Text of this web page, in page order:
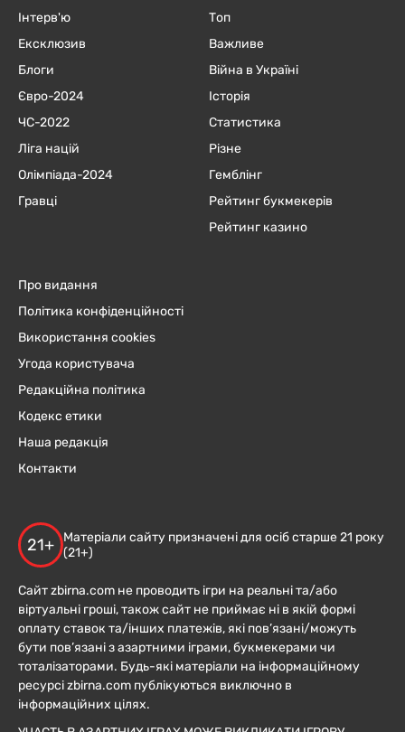
Інтерв'ю
Ексклюзив
Блоги
Євро-2024
ЧC-2022
Ліга націй
Олімпіада-2024
Гравці
Топ
Важливе
Війна в Україні
Історія
Статистика
Різне
Гемблінг
Рейтинг букмекерів
Рейтинг казино
Про видання
Політика конфіденційності
Використання cookies
Угода користувача
Редакційна політика
Кодекс етики
Наша редакція
Контакти
21+
Матеріали сайту призначені для осіб старше 21 року
(21+)
Сайт zbirna.com не проводить ігри на реальні та/або
віртуальні гроші, також сайт не приймає ні в якій формі
оплату ставок та/інших платежів, які пов’язані/можуть
бути пов’язані з азартними іграми, букмекерами чи
тоталізаторами. Будь-які матеріали на інформаційному
ресурсі zbirna.com публікуються виключно в
інформаційних цілях.